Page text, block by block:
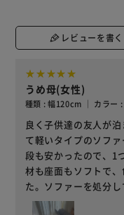
レビューを書く
うめ母(女性)
種類 : 幅120cm ｜ カラー
良く子供達の友人が
て軽いタイプのソフ
段も安かったので、1
材も座面もソフトで
た。ソファーを処分